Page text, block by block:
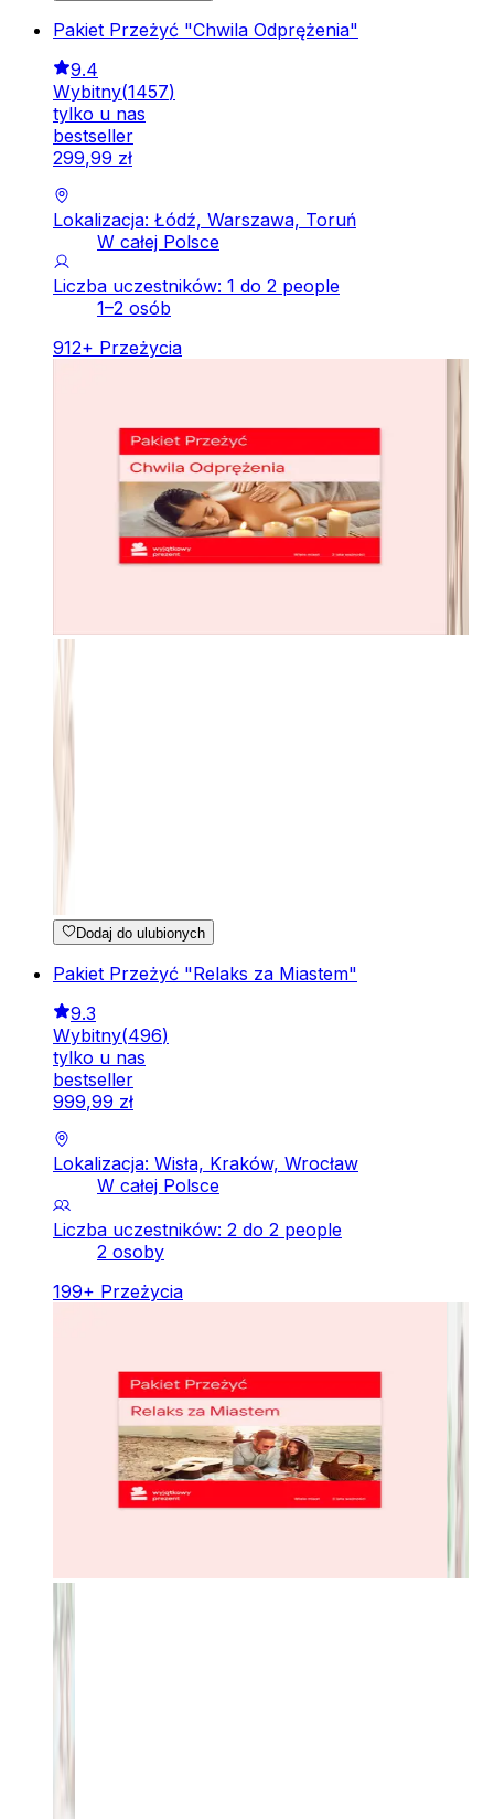
Pakiet Przeżyć "Chwila Odprężenia"
9.4
Wybitny(1457)
tylko u nas
bestseller
299,99 zł
Lokalizacja: Łódź, Warszawa, Toruń
W całej Polsce
Liczba uczestników: 1 do 2 people
1–2 osób
912+ Przeżycia
Dodaj do ulubionych
Pakiet Przeżyć "Relaks za Miastem"
9.3
Wybitny(496)
tylko u nas
bestseller
999,99 zł
Lokalizacja: Wisła, Kraków, Wrocław
W całej Polsce
Liczba uczestników: 2 do 2 people
2 osoby
199+ Przeżycia